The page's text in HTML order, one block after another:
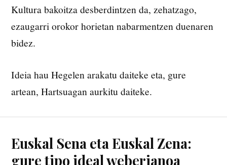
Kultura bakoitza desberdintzen da, zehatzago,
ezaugarri orokor horietan nabarmentzen duenaren
bidez.
Ideia hau Hegelen arakatu daiteke eta, gure
artean, Hartsuagan aurkitu daiteke.
Euskal Sena eta Euskal Zena:
gure tipo ideal weberianoa